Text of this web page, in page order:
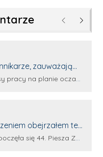
Poprzednie
zauważają
dopiero wkraczają
Pan
komentarza:
na planie oczami młodego filmowca
obejrzałem ten
komentarza:
44. Piesza Zamojsko-Lubaczowska Pielgrzymka na Jasną Górę!